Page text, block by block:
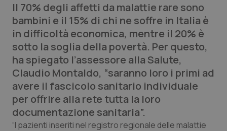
Lettere al direttore
Edizioni Regionali
QS Pro
Professionisti Sanitari.AI
Abruzzo
QS Pro Gold
Il 70% degli affetti da malattie rare sono
bambini e il 15% di chi ne soffre in Italia è
in difficoltà economica, mentre il 20% è
sotto la soglia della povertà. Per questo,
ha spiegato l’assessore alla Salute,
Claudio Montaldo, “saranno loro i primi ad
avere il fascicolo sanitario individuale
per offrire alla rete tutta la loro
documentazione sanitaria”.
“I pazienti inseriti nel registro regionale delle malattie